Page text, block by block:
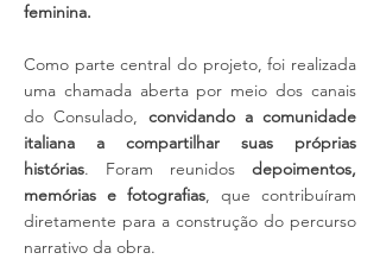
feminina.
Como parte central do projeto, foi realizada
uma chamada aberta por meio dos canais
do Consulado, convidando a comunidade
italiana a compartilhar suas próprias
histórias. Foram reunidos depoimentos,
memórias e fotografias, que contribuíram
diretamente para a construção do percurso
narrativo da obra.